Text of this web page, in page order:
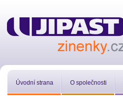
Úvodní strana O společnosti